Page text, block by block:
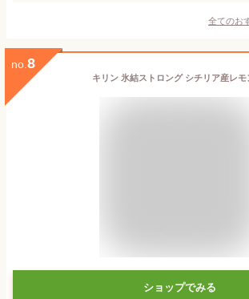
全てのお
no. 8
キリン 氷結ストロング シチリア産レ
ショップでみる